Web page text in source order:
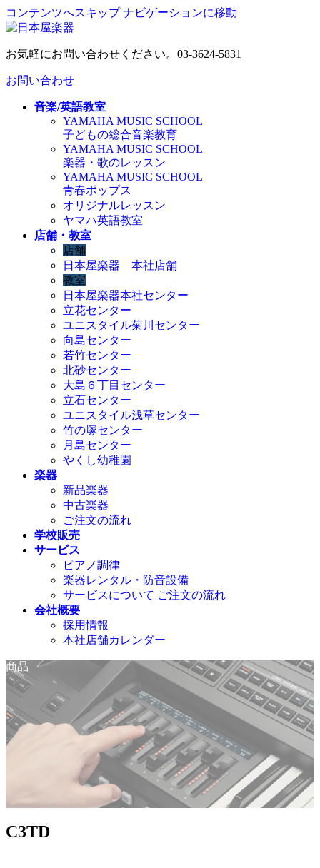
コンテンツへスキップ ナビゲーションに移動
お気軽にお問い合わせください。 03-3624-5831
お問い合わせ
音楽/英語教室
YAMAHA MUSIC SCHOOL
子どもの総合音楽教育
YAMAHA MUSIC SCHOOL
楽器・歌のレッスン
YAMAHA MUSIC SCHOOL
青春ポップス
オリジナルレッスン
ヤマハ英語教室
店舗・教室
店舗
日本屋楽器 本社店舗
教室
日本屋楽器本社センター
立花センター
ユニスタイル菊川センター
向島センター
若竹センター
北砂センター
大島６丁目センター
立石センター
ユニスタイル浅草センター
竹の塚センター
月島センター
やくし幼稚園
楽器
新品楽器
中古楽器
ご注文の流れ
学校販売
サービス
ピアノ調律
楽器レンタル・防音設備
サービスについて ご注文の流れ
会社概要
採用情報
本社店舗カレンダー
商品
C3TD